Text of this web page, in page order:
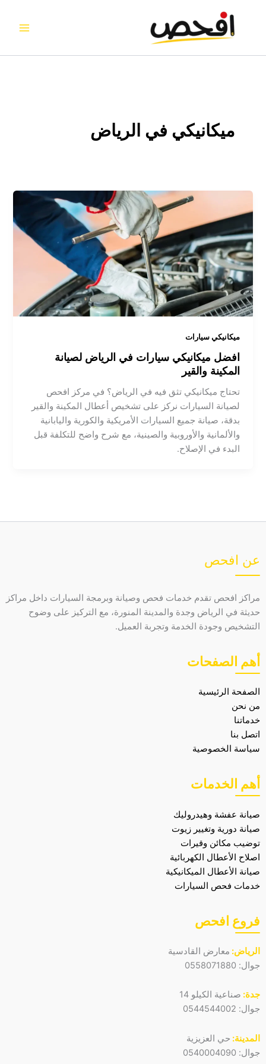
ميكانيكي في الرياض
ميكانيكي سيارات
افضل ميكانيكي سيارات في الرياض لصيانة
المكينة والقير
تحتاج ميكانيكي تثق فيه في الرياض؟ في مركز افحص
لصيانة السيارات نركز على تشخيص أعطال المكينة والقير
بدقة، صيانة جميع السيارات الأمريكية والكورية واليابانية
والألمانية والأوروبية والصينية، مع شرح واضح للتكلفة قبل
البدء في الإصلاح.
عن افحص
مراكز افحص تقدم خدمات فحص وصيانة وبرمجة السيارات داخل مراكز
حديثة في الرياض وجدة والمدينة المنورة، مع التركيز على وضوح
التشخيص وجودة الخدمة وتجربة العميل.
أهم الصفحات
الصفحة الرئيسية
من نحن
خدماتنا
اتصل بنا
سياسة الخصوصية
أهم الخدمات
صيانة عفشة وهيدروليك
صيانة دورية وتغيير زيوت
توضيب مكائن وقيرات
اصلاح الأعطال الكهربائية
صيانة الأعطال الميكانيكية
خدمات فحص السيارات
فروع افحص
الرياض: معارض القادسية
جوال: 0558071880
جدة: صناعية الكيلو 14
جوال: 0544544002
المدينة: حي العزيزية
جوال: 0540004090